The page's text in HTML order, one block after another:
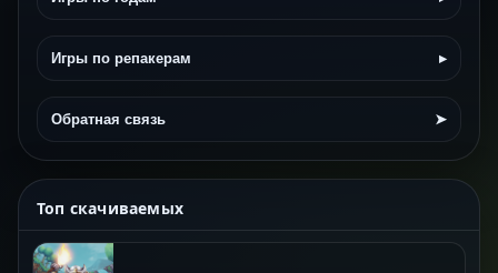
Игры по репакерам ▸
Обратная связь ➤
Топ скачиваемых